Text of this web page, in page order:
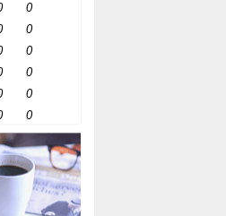
0
0
0
0
0
0